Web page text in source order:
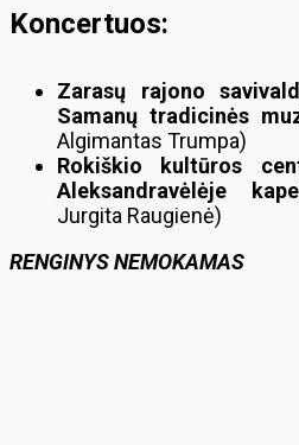
Koncertuos:
Zarasų rajono
Samanų tradicinės
Algimantas Trumpa)
Rokiškio kultūros
Aleksandravėlėje
Jurgita Raugienė)
RENGINYS NEMOKAMAS